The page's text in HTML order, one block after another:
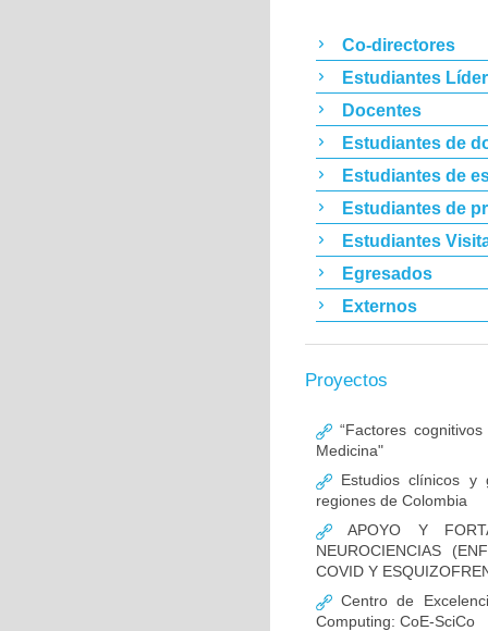
Co-directores
Estudiantes
Docentes
Estudiantes de
Estudiantes de
Estudiantes de
Estudiantes
Egresados
Externos
Proyectos
“Factores
Medicina"
Estudios clínicos y
regiones de Colombia
APOYO Y
NEUROCIENCIAS
COVID Y
Centro de
Computing: CoE-SciCo